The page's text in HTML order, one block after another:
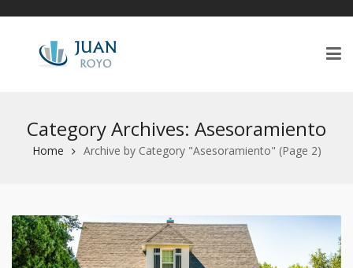
Category Archives: Asesoramiento
Home Archive by Category "Asesoramiento" (Page 2)